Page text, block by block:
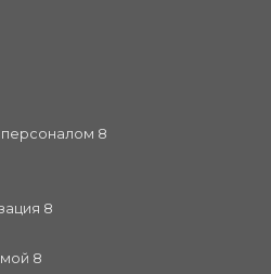
персоналом 8
8
8